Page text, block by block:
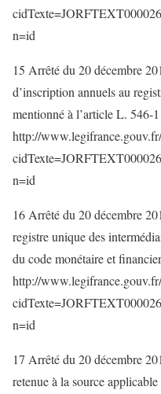
n=id
15 Arrêté du 20 décembre
d’inscription annuels au
mentionné à l’article L. 546-
http://
n=id
16 Arrêté du 20 décembre
registre unique des
du code monétaire et financier
http://
n=id
17 Arrêté du 20 décembre
retenue à la source